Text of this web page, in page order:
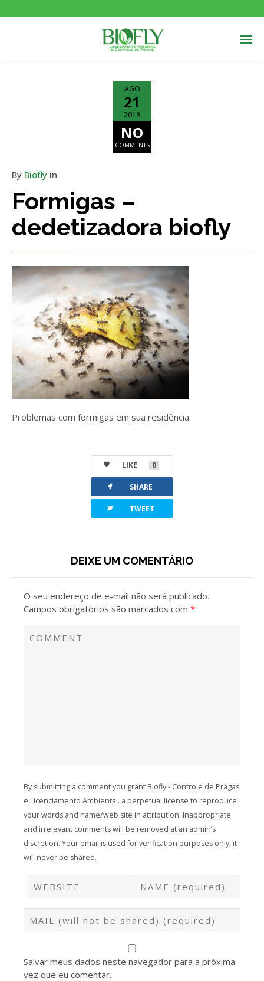
AGO
21
2018
NO
COMMENTS
By Biofly in
Formigas –
dedetizadora biofly
Problemas com formigas em sua residência
LIKE 0
facebook SHARE
twitterbird TWEET
DEIXE UM COMENTÁRIO
O seu endereço de e-mail não será publicado.
Campos obrigatórios são marcados com *
By submitting a comment you grant Biofly - Controle de Pragas
e Licenciamento Ambiental. a perpetual license to reproduce
your words and name/web site in attribution. Inappropriate
and irrelevant comments will be removed at an admin’s
discretion. Your email is used for verification purposes only, it
will never be shared.
Salvar meus dados neste navegador para a próxima
vez que eu comentar.